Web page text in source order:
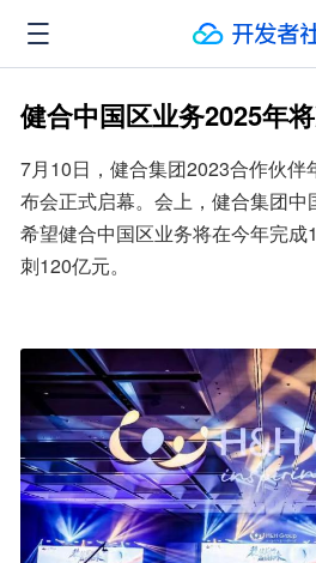
健合中国区业务2025年
7月10日，健合集团2023合作伙伴
布会正式启幕。会上，健合集团中
希望健合中国区业务将在今年完
刺120亿元。